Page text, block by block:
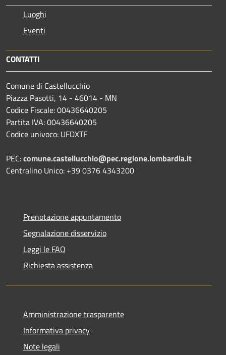
Luoghi
Eventi
CONTATTI
Comune di Castellucchio
Piazza Pasotti, 14 - 46014 - MN
Codice Fiscale: 00436640205
Partita IVA: 00436640205
Codice univoco: UFDXTF
PEC:comune.castellucchio@pec.regione.lombardia.it
Centralino Unico: +39 0376 4343200
Prenotazione appuntamento
Segnalazione disservizio
Leggi le FAQ
Richiesta assistenza
Amministrazione trasparente
Informativa privacy
Note legali